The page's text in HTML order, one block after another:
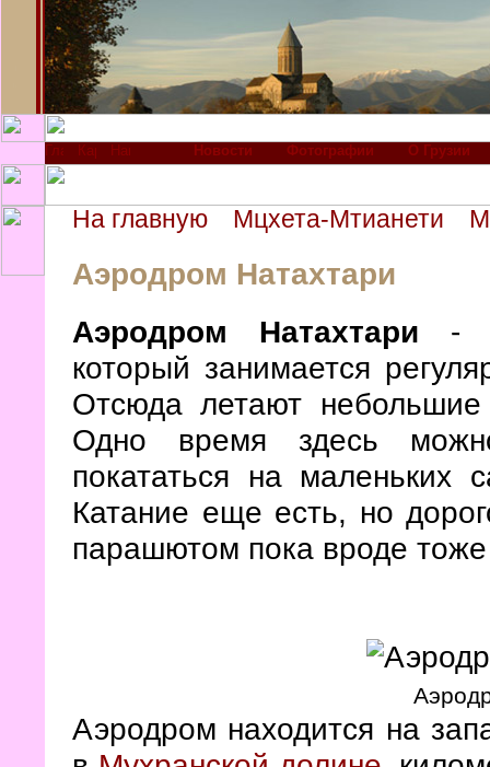
Новости Фотографии О Грузии
На главную Мцхета-Мтианети
Аэродром Натахтари
Аэродром Натахтари -
который занимается
Отсюда летают
Одно время здесь
покататься на маленьких
Катание еще есть, но
парашютом пока вроде
Аэродром находится на